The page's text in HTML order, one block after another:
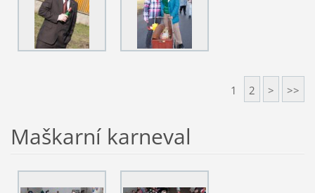
1 2 > >>
Maškarní karneval